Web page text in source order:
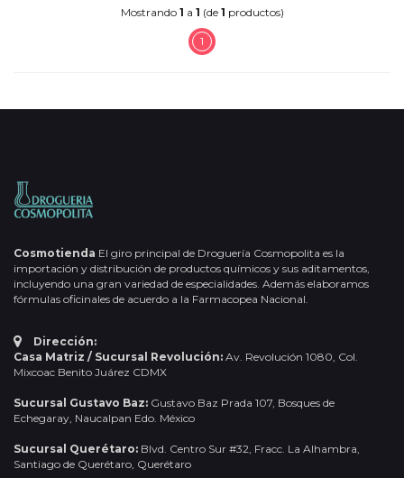
Mostrando 1 a 1 (de 1 productos)
1
Cosmotienda El giro principal de Droguería Cosmopolita es la
importación y distribución de productos químicos y sus aditamentos,
incluyendo una gran variedad de especialidades. Además elaboramos
fórmulas oficinales de acuerdo a la Farmacopea Nacional.
Dirección:
Casa Matriz / Sucursal Revolución: Av. Revolución 1080, Col.
Mixcoac Benito Juárez CDMX
Sucursal Gustavo Baz: Gustavo Baz Prada 107, Bosques de
Echegaray, Naucalpan Edo. México
Sucursal Querétaro: Blvd. Centro Sur #32, Fracc. La Alhambra,
Santiago de Querétaro, Querétaro